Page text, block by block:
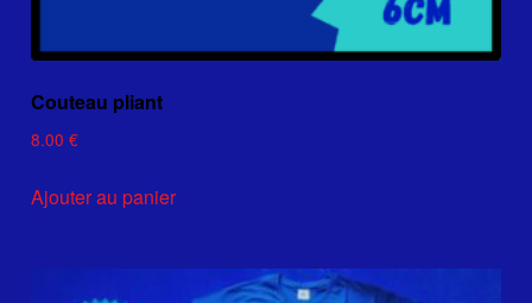
Couteau pliant
8.00€
Ajouter au panier